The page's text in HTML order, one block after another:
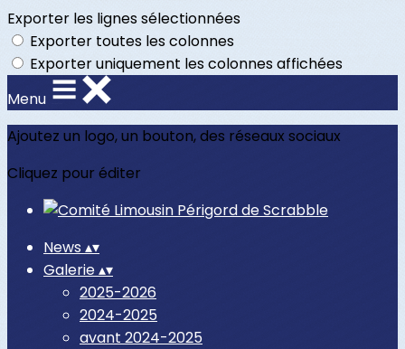
Exporter les lignes sélectionnées
Exporter toutes les colonnes
Exporter uniquement les colonnes affichées
Menu
Ajoutez un logo, un bouton, des réseaux sociaux
Cliquez pour éditer
News ▴▾
Galerie▴▾
2025-2026
2024-2025
avant 2024-2025